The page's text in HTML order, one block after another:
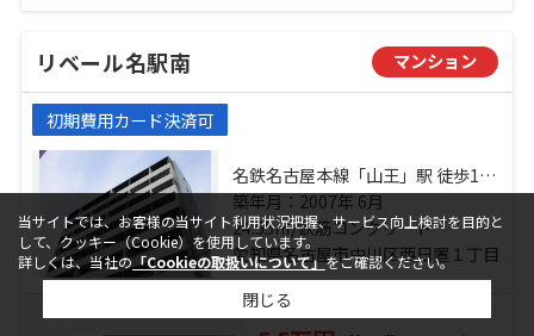
リベール名駅南 マンション
初期費用カード決済可
名鉄名古屋本線「山王」駅 徒歩11
分 名古屋市営鶴舞線「大須観音」
駅 徒歩14分 東海道本線「尾頭橋」
駅 徒歩17分
築年月：2007年 6月
24.55㎡/鉄筋コンクリート
愛知県名古屋市中川区西日置１丁目
当サイトでは、お客様の当サイト利用状況把握、サービス向上検討を目的と
して、クッキー（Cookie）を使用しています。
詳しくは、当社の「Cookieの取扱いについて」をご確認ください。
閉じる